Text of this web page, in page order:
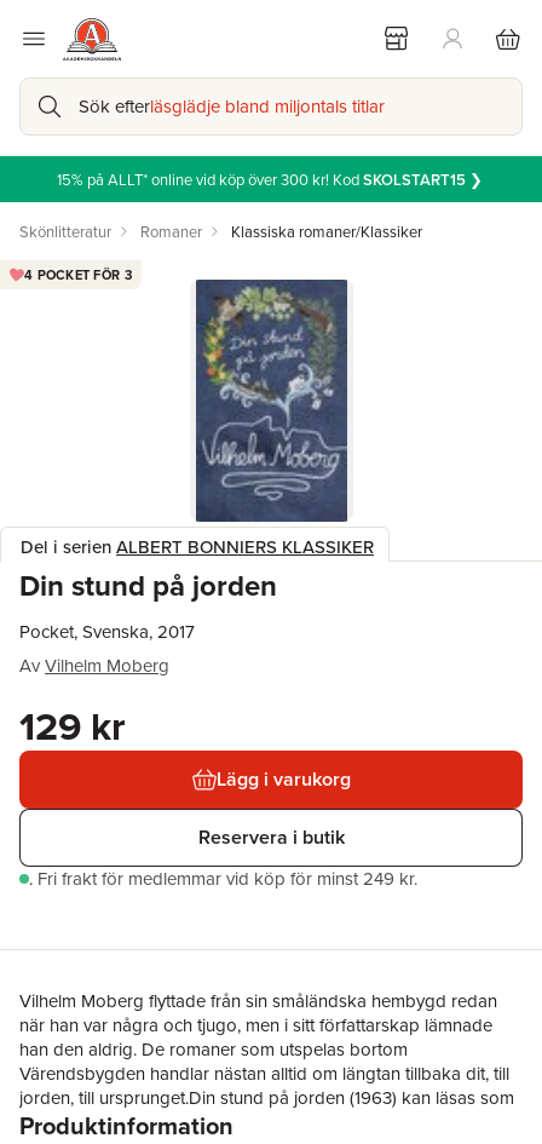
Sök efterläsglädje bland miljontals titlar
15% på ALLT* online vid köp över 300 kr! KodSKOLSTART15❯
Skönlitteratur Romaner Klassiska romaner/Klassiker
Del i serienALBERT BONNIERS KLASSIKER
Din stund på jorden
4 POCKET FÖR 3
Pocket, Svenska, 2017
AvVilhelm Moberg
129 kr
Lägg i varukorg
Reservera i butik
. Fri frakt för medlemmar vid köp för minst 249 kr.
Vilhelm Moberg flyttade från sin småländska hembygd redan
när han var några och tjugo, men i sitt författarskap lämnade
han den aldrig. De romaner som utspelas bortom
Värendsbygden handlar nästan alltid om längtan tillbaka dit, till
jorden, till ursprunget.Din stund på jorden (1963) kan läsas som
ett avsked till den utvandrarvärld som sysselsatte Moberg i över
Produktinformation